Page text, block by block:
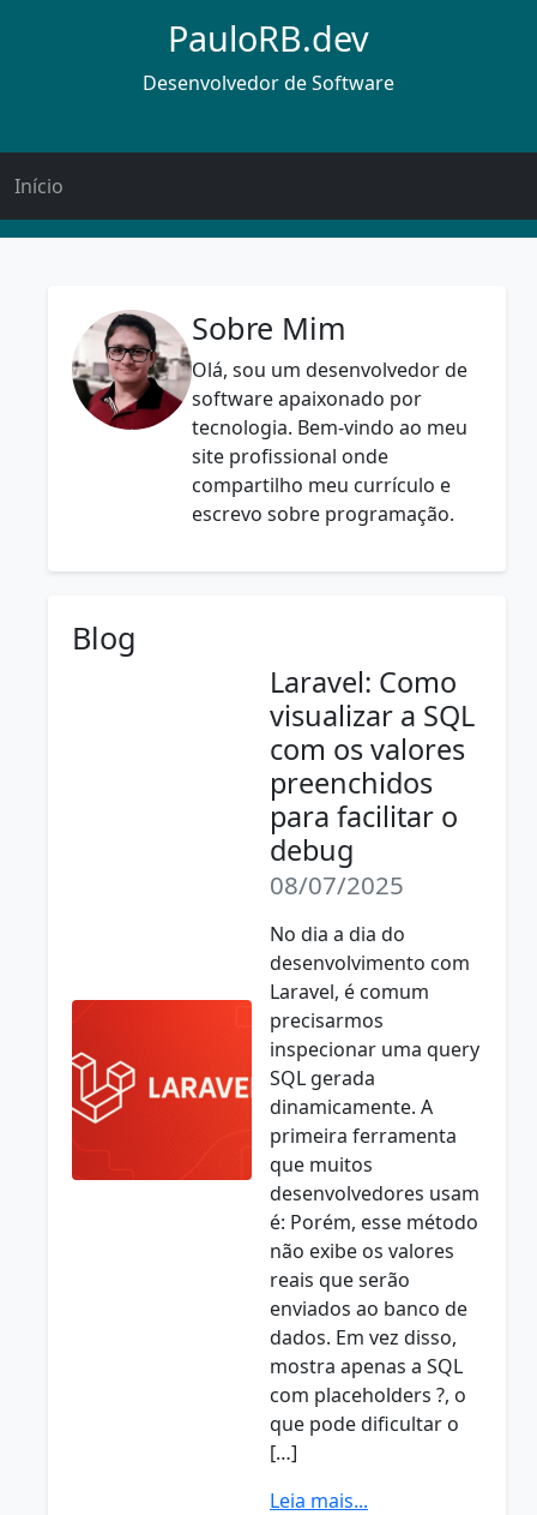
PauloRB.dev
Desenvolvedor de Software
Início
Sobre Mim
Olá, sou um desenvolvedor de
software apaixonado por
tecnologia. Bem-vindo ao meu
site profissional onde
compartilho meu currículo e
escrevo sobre programação.
Blog
Laravel: Como
visualizar a SQL
com os valores
preenchidos
para facilitar o
debug
08/07/2025
No dia a dia do
desenvolvimento com
Laravel, é comum
precisarmos
inspecionar uma query
SQL gerada
dinamicamente. A
primeira ferramenta
que muitos
desenvolvedores usam
é: Porém, esse método
não exibe os valores
reais que serão
enviados ao banco de
dados. Em vez disso,
mostra apenas a SQL
com placeholders ?, o
que pode dificultar o
[…]
Leia mais...